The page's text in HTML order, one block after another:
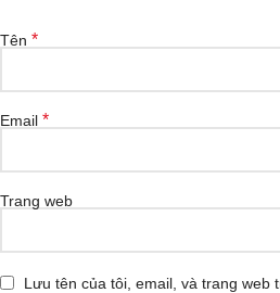
Tên *
Email *
Trang web
Lưu tên của tôi, email, và trang web